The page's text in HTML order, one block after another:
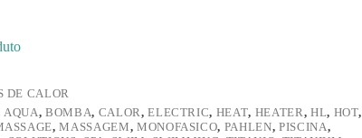
DE CALOR
AQUA,BOMBA, CALOR,ELECTRIC, HEAT, HEATER, HL, HOT,
,MASSAGEM, MONOFASICO, PAHLEN, PISCINA,